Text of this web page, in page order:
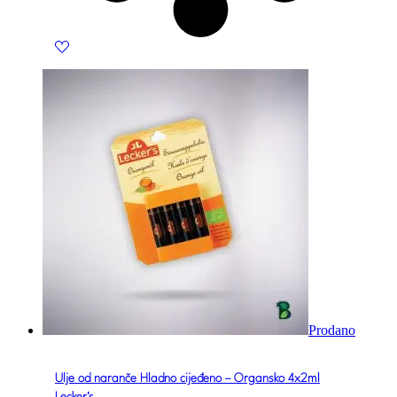
Prodano
Ulje od naranče Hladno cijeđeno – Organsko 4x2ml